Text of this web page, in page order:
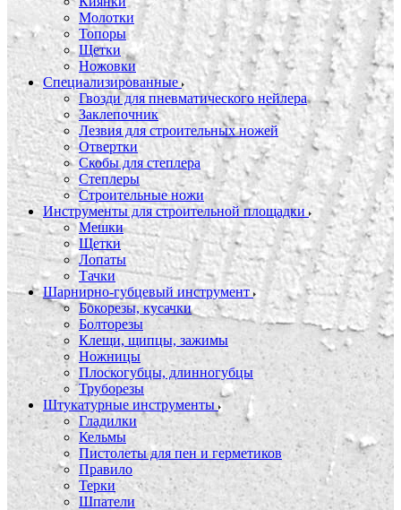
Молотки
Топоры
Щетки
Ножовки
Специализированные
Гвозди для пневматического нейлера
Заклепочник
Лезвия для строительных ножей
Отвертки
Скобы для степлера
Степлеры
Строительные ножи
Инструменты для строительной площадки
Мешки
Щетки
Лопаты
Тачки
Шарнирно-губцевый инструмент
Бокорезы, кусачки
Болторезы
Клещи, щипцы, зажимы
Ножницы
Плоскогубцы, длинногубцы
Труборезы
Штукатурные инструменты
Гладилки
Кельмы
Пистолеты для пен и герметиков
Правило
Терки
Шпатели